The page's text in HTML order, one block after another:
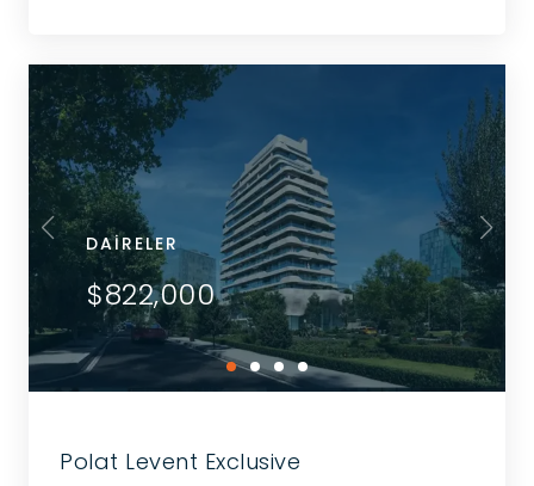
DAIRELER
$822,000
Polat Levent Exclusive